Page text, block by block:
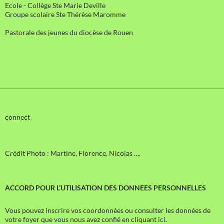
Ecole - Collège Ste Marie Deville
Groupe scolaire Ste Thérèse Maromme
Pastorale des jeunes du diocèse de Rouen
connect
Crédit Photo : Martine, Florence, Nicolas ….
ACCORD POUR L’UTILISATION DES DONNEES PERSONNELLES
Vous pouvez inscrire vos coordonnées ou consulter les données de
votre foyer que vous nous avez confié en cliquant ici.